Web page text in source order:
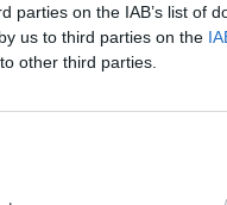
parties on the IAB’s list of
us to third parties on the
other third parties.
μια κίνηση που
από το
η επιλογή αυτή